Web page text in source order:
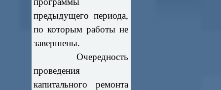
предыдущего периода,
по которым работы не
завершены.
Очередность
проведения
капитального ремонта